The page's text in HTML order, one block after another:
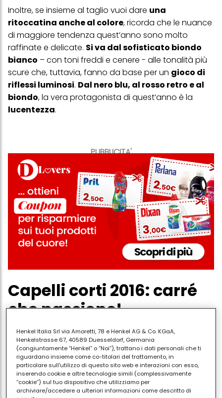
PUBBLICITA'
Inoltre, se insieme al taglio vuoi dare una
ritoccatina anche al colore, ricorda che le nuance
di maggiore tendenza quest’anno sono molto
raffinate e delicate. Si va dal sofisticato biondo
bianco – con toni freddi e cenere - alle tonalità più
scure che, tuttavia, fanno da base per un gioco di
riflessi luminosi. Dal nero blu, al rosso retro e al
biondo, la vera protagonista di quest’anno è la
lucentezza.
Capelli corti 2016: carré
che passione!
Tra i tagli di capelli corti del 2016 in voga
tra lestar di Hollywood, è senza dubbio
intramontabile ilcarré, o bob, o caschetto per dirla
in italiano. Pieno, scalato, con frangia o senza,
portato di lato o pari,questo taglio sembra non
Henkel Italia Srl via Amoretti, 78 e Henkel AG & Co. KGaA,
Henkelstrasse 67, 40589 Duesseldorf, Germania
(congiuntamente “Henkel” o “Noi”), trattano i dati personali che ti
riguardano insieme come co-titolari del trattamento, in
particolare sull'utilizzo di questo sito web e interazioni con esso,
inserendo cookie e altre tecnologie simili (complessivamente
“cookie”) sul tuo dispositivo che utilizziamo per
archiviare/accedere a ulteriori informazioni come descritto di